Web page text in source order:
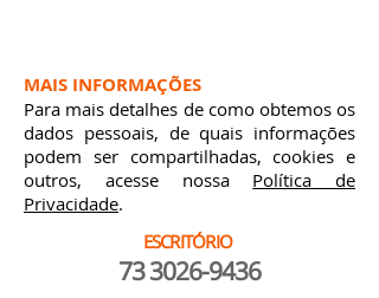
MAIS INFORMAÇÕES
Para mais detalhes de como obtemos os
dados pessoais, de quais informações
podem ser compartilhadas, cookies e
outros, acesse nossa Política de
Privacidade.
ESCRITÓRIO
73 3026-9436